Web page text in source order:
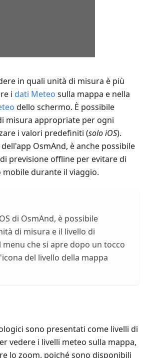
in quali unità di misura è più
i dati Meteo sulla mappa e nella
dello schermo. È possibile
misura appropriate per ogni
i valori predefiniti (solo iOS).
OsmAnd, è anche possibile
previsione offline per evitare di
durante il viaggio.
di OsmAnd, è possibile
di misura e il livello di
che si apre dopo un tocco
del livello della mappa
sono presentati come livelli di
vedere i livelli meteo sulla mappa,
lo zoom, poiché sono disponibili